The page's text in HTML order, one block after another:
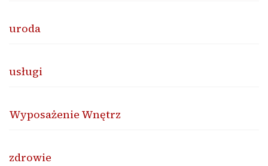
uroda
usługi
Wyposażenie Wnętrz
zdrowie